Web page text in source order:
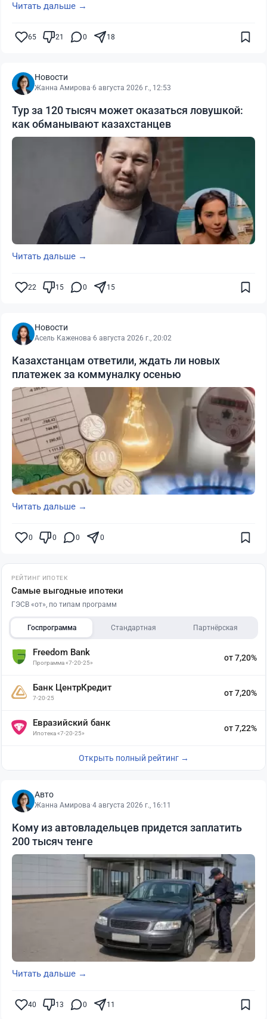
Читать дальше →
65 21 0 18
Новости
Жанна Амирова·6 августа 2026 г., 12:53
Тур за 120 тысяч может оказаться ловушкой:
как обманывают казахстанцев
Читать дальше →
22 15 0 15
Новости
Асель Каженова·6 августа 2026 г., 20:02
Казахстанцам ответили, ждать ли новых
платежек за коммуналку осенью
Читать дальше →
0 0 0 0
РЕЙТИНГ ИПОТЕК
Самые выгодные ипотеки
ГЭСВ «от», по типам программ
Госпрограмма Стандартная Партнёрская
Freedom Bank
Программа «7-20-25»
от 7,20%
Банк ЦентрКредит
7-20-25
от 7,20%
Евразийский банк
Ипотека «7-20-25»
от 7,22%
Открыть полный рейтинг →
Авто
Жанна Амирова·4 августа 2026 г., 16:11
Кому из автовладельцев придется заплатить
200 тысяч тенге
Читать дальше →
40 13 0 11